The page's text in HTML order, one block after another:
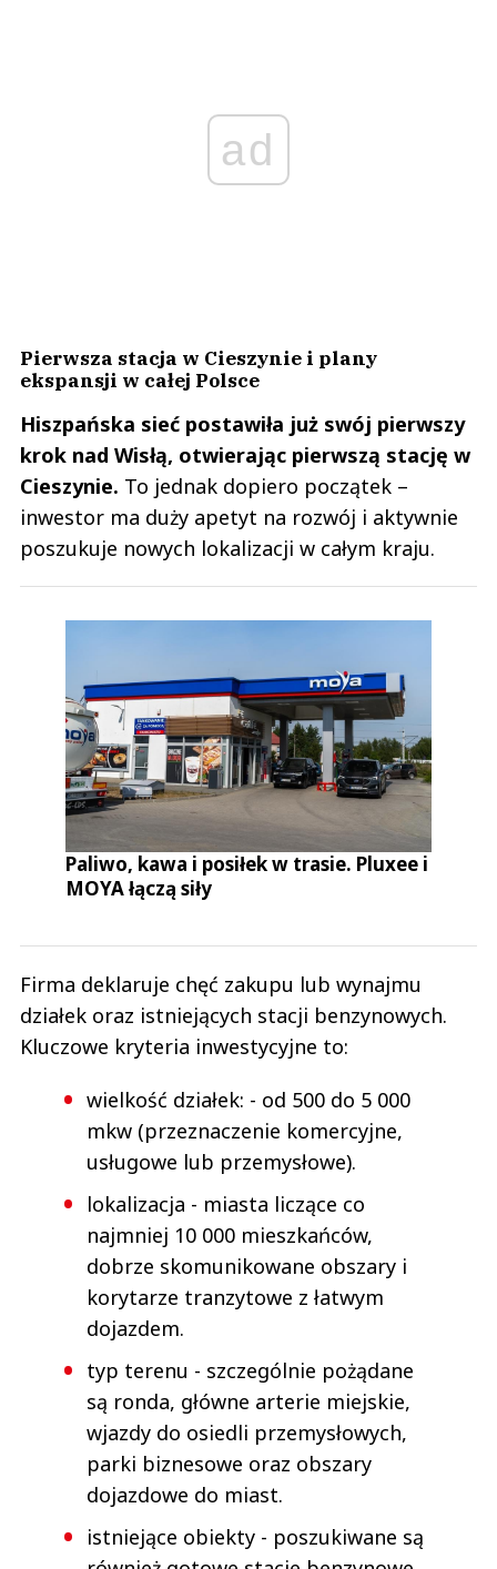
ad
Pierwsza stacja w Cieszynie i plany
ekspansji w całej Polsce
Hiszpańska sieć postawiła już swój pierwszy
krok nad Wisłą, otwierając pierwszą stację w
Cieszynie. To jednak dopiero początek –
inwestor ma duży apetyt na rozwój i aktywnie
poszukuje nowych lokalizacji w całym kraju.
Paliwo, kawa i posiłek w trasie. Pluxee i
MOYA łączą siły
Firma deklaruje chęć zakupu lub wynajmu
działek oraz istniejących stacji benzynowych.
Kluczowe kryteria inwestycyjne to:
wielkość działek: - od 500 do 5 000
mkw (przeznaczenie komercyjne,
usługowe lub przemysłowe).
lokalizacja - miasta liczące co
najmniej 10 000 mieszkańców,
dobrze skomunikowane obszary i
korytarze tranzytowe z łatwym
dojazdem.
typ terenu - szczególnie pożądane
są ronda, główne arterie miejskie,
wjazdy do osiedli przemysłowych,
parki biznesowe oraz obszary
dojazdowe do miast.
istniejące obiekty - poszukiwane są